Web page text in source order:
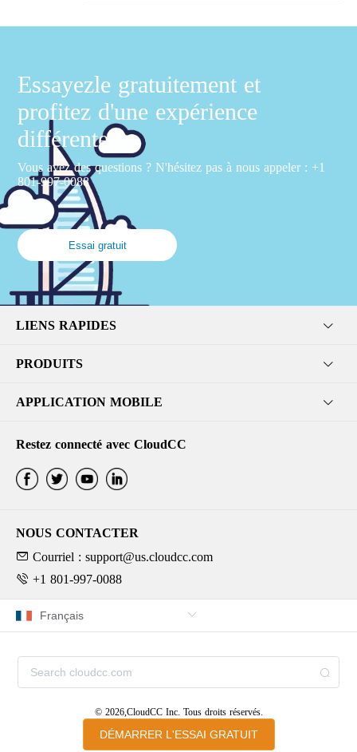
Essayezle gratuitement et
profitez d'une expérience
différente !
Vous avez des questions ? N'hésitez pas à nous appeler : +1
801-997-0088
Essai gratuit
LIENS RAPIDES
PRODUITS
APPLICATION MOBILE
Restez connecté avec CloudCC
NOUS CONTACTER
Courriel : support@us.cloudcc.com
+1 801-997-0088
© 2026,CloudCC Inc. Tous droits réservés.
DÉMARRER L'ESSAI GRATUIT